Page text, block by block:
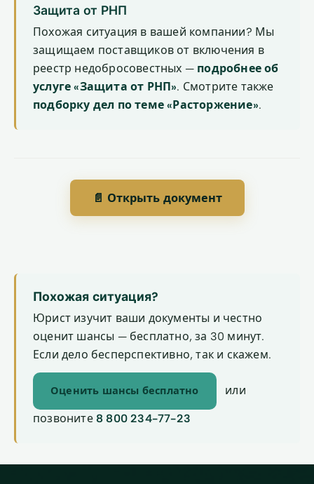
Защита от РНП
Похожая ситуация в вашей компании? Мы
защищаем поставщиков от включения в
реестр недобросовестных — подробнее об
услуге «Защита от РНП». Смотрите также
подборку дел по теме «Расторжение».
📄 Открыть документ
Похожая ситуация?
Юрист изучит ваши документы и честно
оценит шансы — бесплатно, за 30 минут.
Если дело бесперспективно, так и скажем.
Оценить шансы бесплатно или
позвоните 8 800 234-77-23